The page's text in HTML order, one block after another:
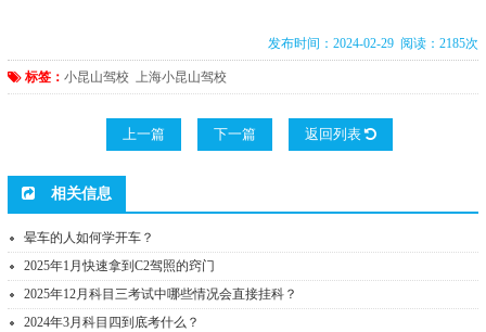
发布时间：2024-02-29 阅读：2185次
标签： 小昆山驾校 上海小昆山驾校
上一篇 下一篇 返回列表
相关信息
晕车的人如何学开车？
2025年1月快速拿到C2驾照的窍门
2025年12月科目三考试中哪些情况会直接挂科？
2024年3月科目四到底考什么？